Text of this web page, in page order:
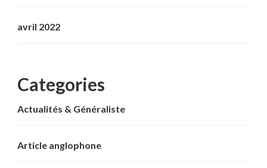
avril 2022
Categories
Actualités & Généraliste
Article anglophone